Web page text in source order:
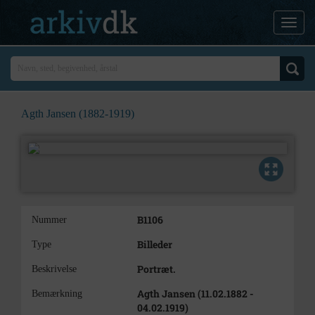
Agth Jansen (1882-1919)
Nummer B1106
Type Billeder
Beskrivelse Portræt.
Bemærkning
Agth Jansen (11.02.1882 -
04.02.1919)